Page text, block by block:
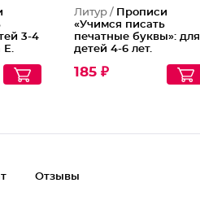
3-4
Е.
Литур / Прописи
«Учимся писать
печатные буквы»: для
детей 4-6 лет.
185 ₽
Отзывы